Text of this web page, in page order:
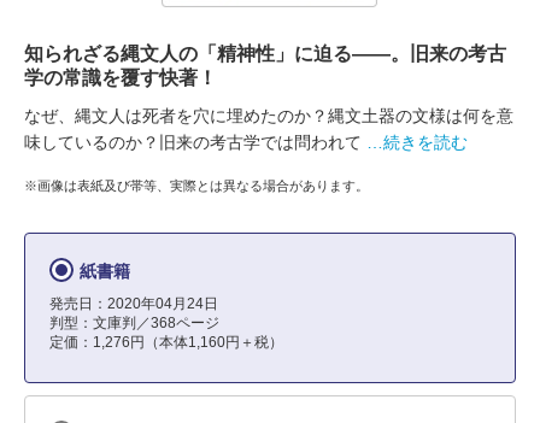
知られざる縄文人の「精神性」に迫る――。旧来の考古
学の常識を覆す快著！
なぜ、縄文人は死者を穴に埋めたのか？縄文土器の文様は何を意
味しているのか？旧来の考古学では問われて
…続きを読む
※画像は表紙及び帯等、実際とは異なる場合があります。
紙書籍
発売日：2020年04月24日
判型：文庫判／368ページ
定価：1,276円（本体1,160円＋税）